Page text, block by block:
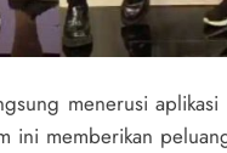
menerusi
ini memberikan